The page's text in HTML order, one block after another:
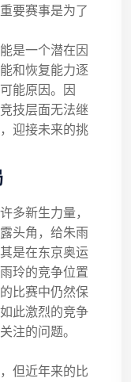
要赛事是为了
是一个潜在因
和恢复能力逐
能原因。因
技层面无法继
迎接未来的挑
多新生力量，
头角，给朱雨
是在东京奥运
玲的竞争位置
比赛中仍然保
此激烈的竞争
注的问题。
但近年来的比